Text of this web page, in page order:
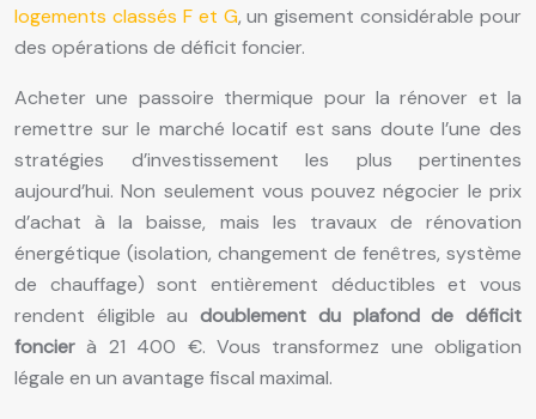
logements classés F et G, un gisement considérable pour
des opérations de déficit foncier.
Acheter une passoire thermique pour la rénover et la
remettre sur le marché locatif est sans doute l’une des
stratégies d’investissement les plus pertinentes
aujourd’hui. Non seulement vous pouvez négocier le prix
d’achat à la baisse, mais les travaux de rénovation
énergétique (isolation, changement de fenêtres, système
de chauffage) sont entièrement déductibles et vous
rendent éligible audoublement du plafond de déficit
foncier à 21 400 €. Vous transformez une obligation
légale en un avantage fiscal maximal.